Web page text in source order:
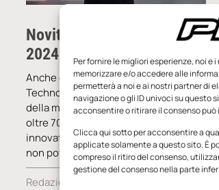
Per fornire le migliori esperienze, noi
memorizzare e/o accedere alle
permetterà a noi e ai nostri partner di
navigazione o gli ID univoci su questo
acconsentire o ritirare il consenso
Clicca qui sotto per acconsentire a
applicate solamente a questo sito. È
compreso il ritiro del consenso,
gestione del consenso nella parte
contenuto sponsorizzato
Novità Leister a Mecspe
2024: oltre l’aria calda
Anche quest’anno Leister
Technologies Italia, filiale
della multinazionale svizzera che da
oltre 70 anni fornisce soluzioni
innovative per l’industria di processo,
non poteva mancare alla fiera
Redazione